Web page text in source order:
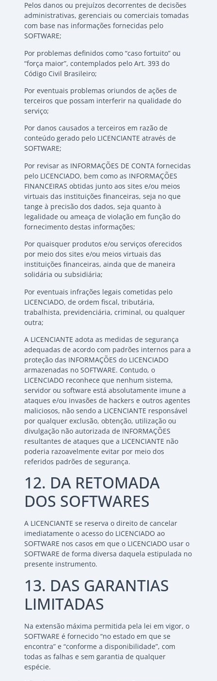
Pelos danos ou prejuízos decorrentes de decisões
administrativas, gerenciais ou comerciais tomadas
com base nas informações fornecidas pelo
SOFTWARE;
Por problemas definidos como “caso fortuito” ou
“força maior”, contemplados pelo Art. 393 do
Código Civil Brasileiro;
Por eventuais problemas oriundos de ações de
terceiros que possam interferir na qualidade do
serviço;
Por danos causados a terceiros em razão de
conteúdo gerado pelo LICENCIANTE através de
SOFTWARE;
Por revisar as INFORMAÇÕES DE CONTA fornecidas
pelo LICENCIADO, bem como as INFORMAÇÕES
FINANCEIRAS obtidas junto aos sites e/ou meios
virtuais das instituições financeiras, seja no que
tange à precisão dos dados, seja quanto à
legalidade ou ameaça de violação em função do
fornecimento destas informações;
Por quaisquer produtos e/ou serviços oferecidos
por meio dos sites e/ou meios virtuais das
instituições financeiras, ainda que de maneira
solidária ou subsidiária;
Por eventuais infrações legais cometidas pelo
LICENCIADO, de ordem fiscal, tributária,
trabalhista, previdenciária, criminal, ou qualquer
outra;
A LICENCIANTE adota as medidas de segurança
adequadas de acordo com padrões internos para a
proteção das INFORMAÇÕES do LICENCIADO
armazenadas no SOFTWARE. Contudo, o
LICENCIADO reconhece que nenhum sistema,
servidor ou software está absolutamente imune a
ataques e/ou invasões de hackers e outros agentes
maliciosos, não sendo a LICENCIANTE responsável
por qualquer exclusão, obtenção, utilização ou
divulgação não autorizada de INFORMAÇÕES
resultantes de ataques que a LICENCIANTE não
poderia razoavelmente evitar por meio dos
referidos padrões de segurança.
12. DA RETOMADA
DOS SOFTWARES
A LICENCIANTE se reserva o direito de cancelar
imediatamente o acesso do LICENCIADO ao
SOFTWARE nos casos em que o LICENCIADO usar o
SOFTWARE de forma diversa daquela estipulada no
presente instrumento.
13. DAS GARANTIAS
LIMITADAS
Na extensão máxima permitida pela lei em vigor, o
SOFTWARE é fornecido “no estado em que se
encontra” e “conforme a disponibilidade”, com
todas as falhas e sem garantia de qualquer
espécie.